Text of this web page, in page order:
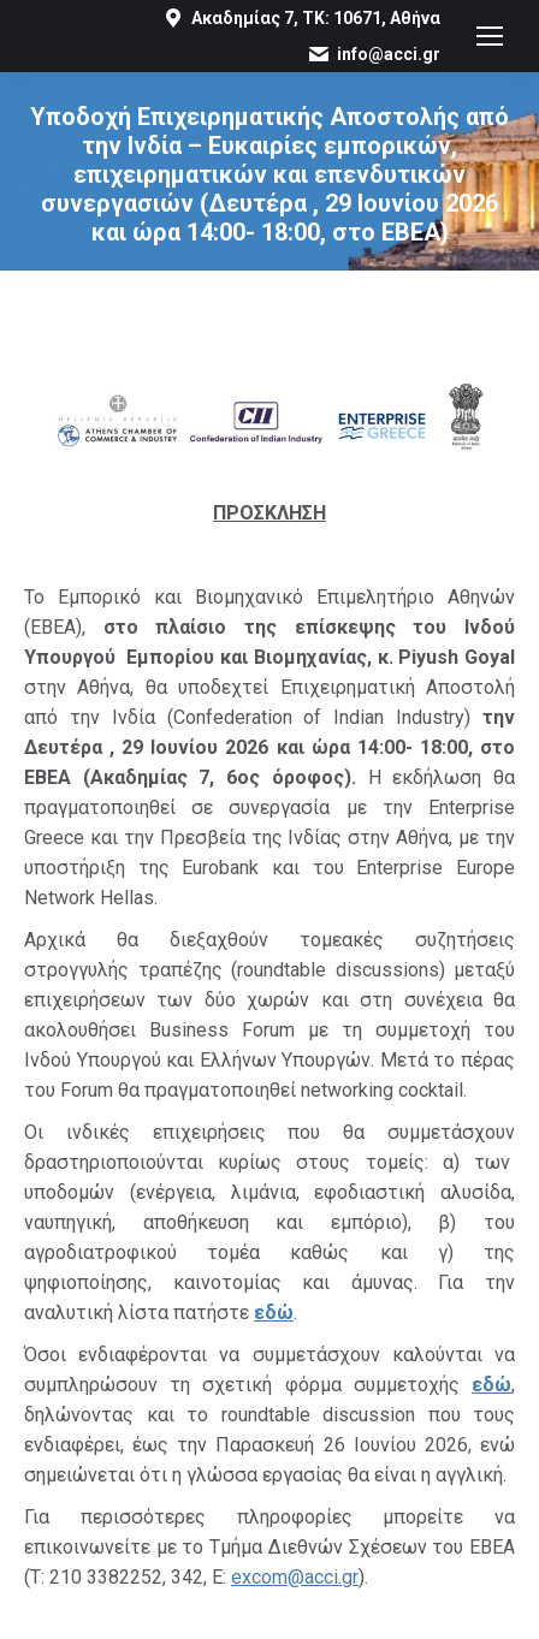
Ακαδημίας 7, ΤΚ: 10671, Αθήνα
info@acci.gr
Υποδοχή Επιχειρηματικής Αποστολής από
την Ινδία – Ευκαιρίες εμπορικών,
επιχειρηματικών και επενδυτικών
συνεργασιών (Δευτέρα , 29 Ιουνίου 2026
και ώρα 14:00- 18:00, στο ΕΒΕΑ)
You are here:
ΠΡΟΣΚΛΗΣΗ
Το Εμπορικό και Βιομηχανικό Επιμελητήριο Αθηνών
(ΕΒΕΑ), στο πλαίσιο της επίσκεψης του Ινδού
Υπουργού Εμπορίου και Βιομηχανίας, κ. Piyush Goyal
στην Αθήνα, θα υποδεχτεί Επιχειρηματική Αποστολή
από την Ινδία (Confederation of Indian Industry) την
Δευτέρα , 29 Ιουνίου 2026 και ώρα 14:00- 18:00, στο
ΕΒΕΑ (Ακαδημίας 7, 6ος όροφος). Η εκδήλωση θα
πραγματοποιηθεί σε συνεργασία με την Enterprise
Greece και την Πρεσβεία της Ινδίας στην Αθήνα, με την
υποστήριξη της Eurobank και του Enterprise Europe
Network Hellas.
Αρχικά θα διεξαχθούν τομεακές συζητήσεις
στρογγυλής τραπέζης (roundtable discussions) μεταξύ
επιχειρήσεων των δύο χωρών και στη συνέχεια θα
ακολουθήσει Business Forum με τη συμμετοχή του
Ινδού Υπουργού και Ελλήνων Υπουργών. Μετά το πέρας
του Forum θα πραγματοποιηθεί networking cocktail.
Οι ινδικές επιχειρήσεις που θα συμμετάσχουν
δραστηριοποιούνται κυρίως στους τομείς: α) των
υποδομών (ενέργεια, λιμάνια, εφοδιαστική αλυσίδα,
ναυπηγική, αποθήκευση και εμπόριο), β) του
αγροδιατροφικού τομέα καθώς και γ) της
ψηφιοποίησης, καινοτομίας και άμυνας. Για την
αναλυτική λίστα πατήστε εδώ.
Όσοι ενδιαφέρονται να συμμετάσχουν καλούνται να
συμπληρώσουν τη σχετική φόρμα συμμετοχής εδώ,
δηλώνοντας και το roundtable discussion που τους
ενδιαφέρει, έως την Παρασκευή 26 Ιουνίου 2026, ενώ
σημειώνεται ότι η γλώσσα εργασίας θα είναι η αγγλική.
Για περισσότερες πληροφορίες μπορείτε να
επικοινωνείτε με το Τμήμα Διεθνών Σχέσεων του ΕΒΕΑ
(Τ: 210 3382252, 342, E: excom@acci.gr).